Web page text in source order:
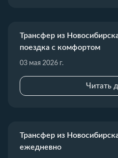
Трансфер из
поездка с комфортом
03 мая 2026 г.
Читать
Трансфер из
ежедневно